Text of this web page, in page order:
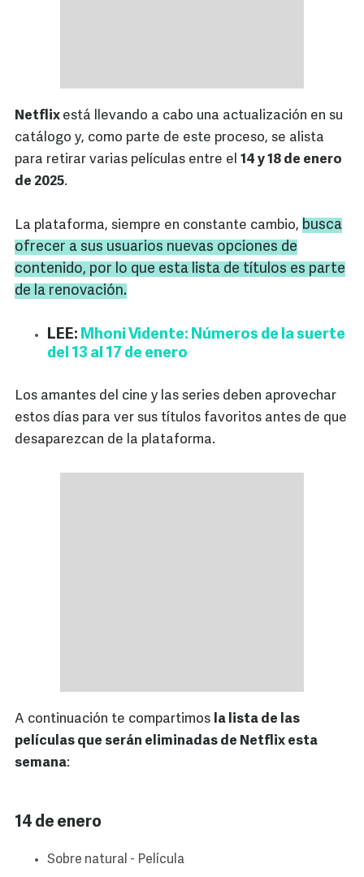
Netflix está llevando a cabo una actualización en su
catálogo y, como parte de este proceso, se alista
para retirar varias películas entre el 14 y 18 de enero
de 2025.
La plataforma, siempre en constante cambio, busca
ofrecer a sus usuarios nuevas opciones de
contenido, por lo que esta lista de títulos es parte
de la renovación.
LEE: Mhoni Vidente: Números de la suerte
del 13 al 17 de enero
Los amantes del cine y las series deben aprovechar
estos días para ver sus títulos favoritos antes de que
desaparezcan de la plataforma.
A continuación te compartimos la lista de las
películas que serán eliminadas de Netflix esta
semana:
14 de enero
Sobre natural - Película